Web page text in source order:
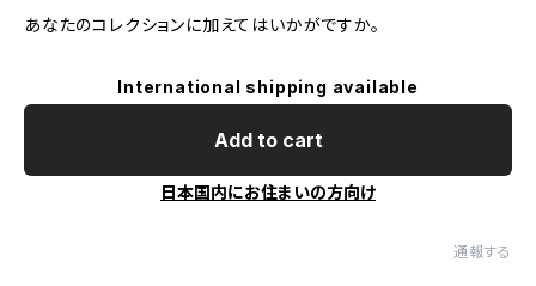
あなたのコレクションに加えてはいかがですか。
International shipping available
Add to cart
日本国内にお住まいの方向け
通報する